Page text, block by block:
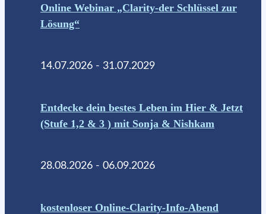
Online Webinar „Clarity-der Schlüssel zur
Lösung“
14.07.2026 - 31.07.2029
Entdecke dein bestes Leben im Hier & Jetzt
(Stufe 1,2 & 3 ) mit Sonja & Nishkam
28.08.2026 - 06.09.2026
kostenloser Online-Clarity-Info-Abend